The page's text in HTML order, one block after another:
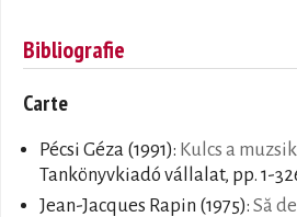
Bibliografie
Carte
Pécsi Géza (1991): Kulcs a
Tankönyvkiadó vállalat, pp. 1-
Jean-Jacques Rapin (1975): Să